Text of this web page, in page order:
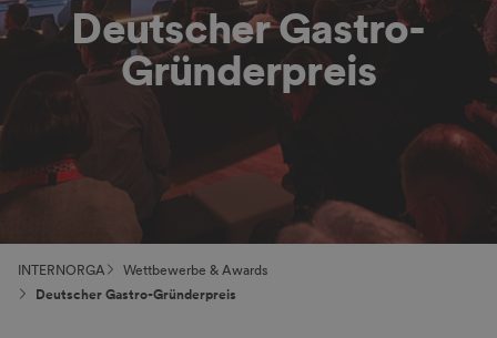
Deutscher Gastro-
Gründerpreis
INTERNORGA
Wettbewerbe & Awards
Deutscher Gastro-Gründerpreis